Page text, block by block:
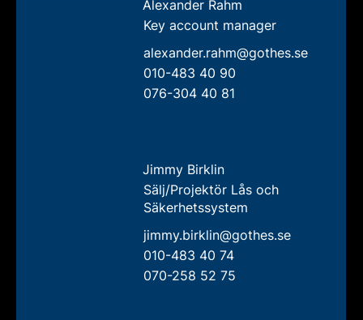
Alexander Rahm
Key account manager
alexander.rahm@gothes.se
010-483 40 90
076-304 40 81
Jimmy Birklin
Sälj/Projektör Lås och
Säkerhetssystem
jimmy.birklin@gothes.se
010-483 40 74
070-258 52 75